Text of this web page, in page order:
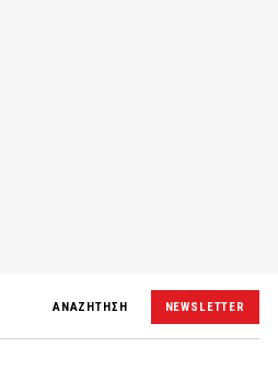
ΑΝΑΖΗΤΗΣΗ NEWSLETTER